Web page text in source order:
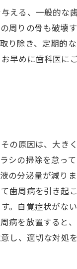
える、一般的な
周りの骨も破
り除き、定期的
早めに歯科医
の原因は、大き
シの掃除を怠っ
の分泌量が減り
歯周病を引き起
。自覚症状がな
病を放置すると
し、適切な対処